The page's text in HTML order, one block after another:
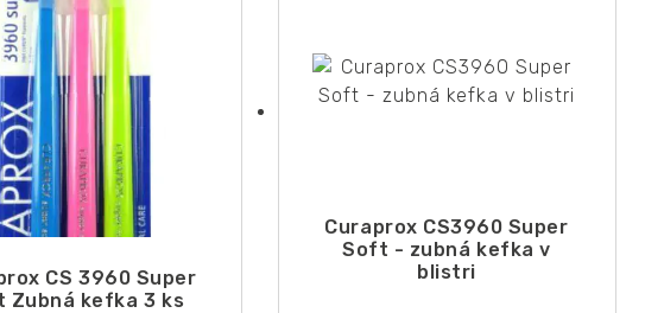
CS 3960 Super
Zubná kefka 3 ks
Curaprox CS3960 Super
Soft - zubná kefka v
blistri